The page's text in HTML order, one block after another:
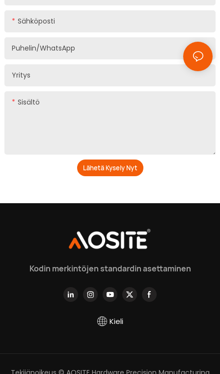
Sähköposti
Puhelin/WhatsApp
Yritys
Sisältö
Lähetä Kysely Nyt
Kodin merkintöjen standardin asettaminen
Kieli